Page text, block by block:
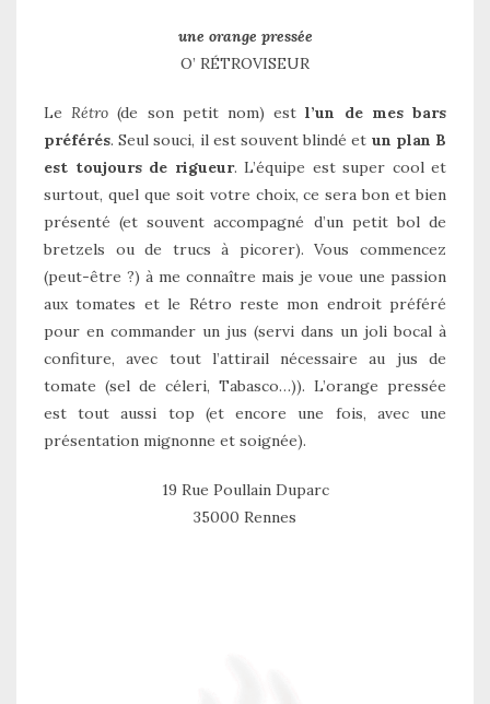
une orange pressée
O’ RÉTROVISEUR
LeRétro (de son petit nom) estl’un de mes bars
préférés. Seul souci, il est souvent blindé et un plan B
est toujours de rigueur. L’équipe est super cool et
surtout, quel que soit votre choix, ce sera bon et bien
présenté (et souvent accompagné d’un petit bol de
bretzels ou de trucs à picorer). Vous commencez
(peut-être ?) à me connaître mais je voue une passion
aux tomates et le Rétro reste mon endroit préféré
pour en commander un jus (servi dans un joli bocal à
confiture, avec tout l’attirail nécessaire au jus de
tomate (sel de céleri, Tabasco…)). L’orange pressée
est tout aussi top (et encore une fois, avec une
présentation mignonne et soignée).
19 Rue Poullain Duparc
35000 Rennes